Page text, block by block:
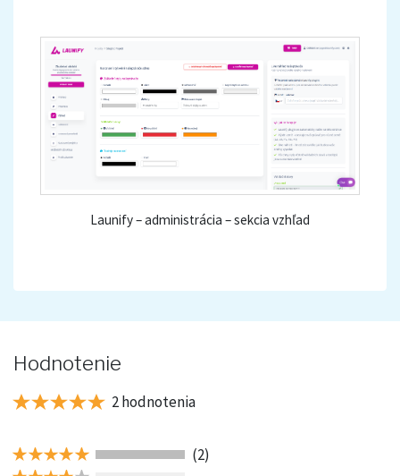
Launify – administrácia – sekcia vzhľad
Hodnotenie
2 hodnotenia
(2)